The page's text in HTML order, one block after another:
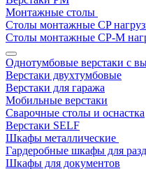
Монтажные столы
Столы монтажные СP
Столы монтажные СР-М
Однотумбовые верстаки с
Верстаки двухтумбовые
Верстаки для гаража
Мобильные верстаки
Сварочные столы и оснастка
Верстаки SELF
Шкафы металлические
Гардеробные шкафы для
Шкафы для документов